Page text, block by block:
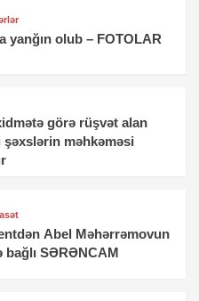
yanğın olub – FOTOLAR
görə rüşvət alan
şəxslərin məhkəməsi
Abel Məhərrəmovun
bağlı SƏRƏNCAM